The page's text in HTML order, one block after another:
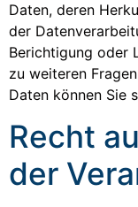
Daten, deren
der
Berichtigung oder
zu weiteren
Daten können Sie
Recht
der